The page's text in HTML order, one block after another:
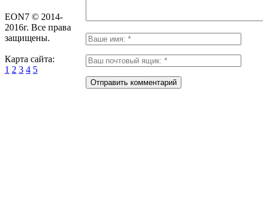
EON7 © 2014-
2016г. Все права
защищены.
Карта сайта:
1 2 3 4 5